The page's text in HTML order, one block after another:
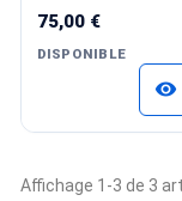
75,00 €
DISPONIBLE
visibility
Affichage 1-3 de 3